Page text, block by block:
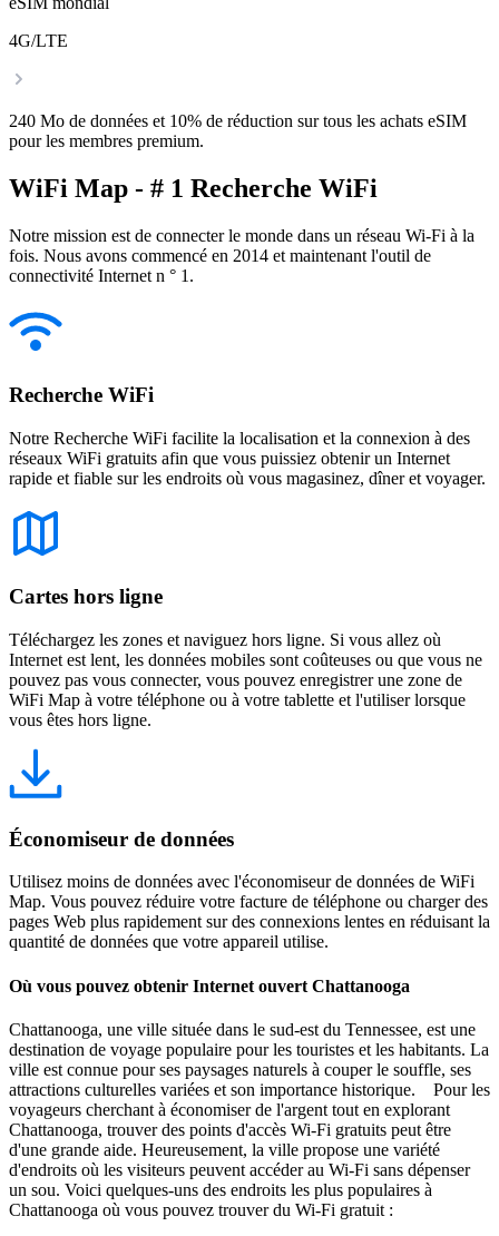
4G/LTE
240 Mo de données et 10% de réduction sur tous les achats eSIM
pour les membres premium.
WiFi Map - # 1 Recherche WiFi
Notre mission est de connecter le monde dans un réseau Wi-Fi à la
fois. Nous avons commencé en 2014 et maintenant l'outil de
connectivité Internet n ° 1.
Recherche WiFi
Notre Recherche WiFi facilite la localisation et la connexion à des
réseaux WiFi gratuits afin que vous puissiez obtenir un Internet
rapide et fiable sur les endroits où vous magasinez, dîner et voyager.
Cartes hors ligne
Téléchargez les zones et naviguez hors ligne. Si vous allez où
Internet est lent, les données mobiles sont coûteuses ou que vous ne
pouvez pas vous connecter, vous pouvez enregistrer une zone de
WiFi Map à votre téléphone ou à votre tablette et l'utiliser lorsque
vous êtes hors ligne.
Économiseur de données
Utilisez moins de données avec l'économiseur de données de WiFi
Map. Vous pouvez réduire votre facture de téléphone ou charger des
pages Web plus rapidement sur des connexions lentes en réduisant la
quantité de données que votre appareil utilise.
Où vous pouvez obtenir Internet ouvert Chattanooga
Chattanooga, une ville située dans le sud-est du Tennessee, est une
destination de voyage populaire pour les touristes et les habitants. La
ville est connue pour ses paysages naturels à couper le souffle, ses
attractions culturelles variées et son importance historique. Pour les
voyageurs cherchant à économiser de l'argent tout en explorant
Chattanooga, trouver des points d'accès Wi-Fi gratuits peut être
d'une grande aide. Heureusement, la ville propose une variété
d'endroits où les visiteurs peuvent accéder au Wi-Fi sans dépenser
un sou. Voici quelques-uns des endroits les plus populaires à
Chattanooga où vous pouvez trouver du Wi-Fi gratuit :